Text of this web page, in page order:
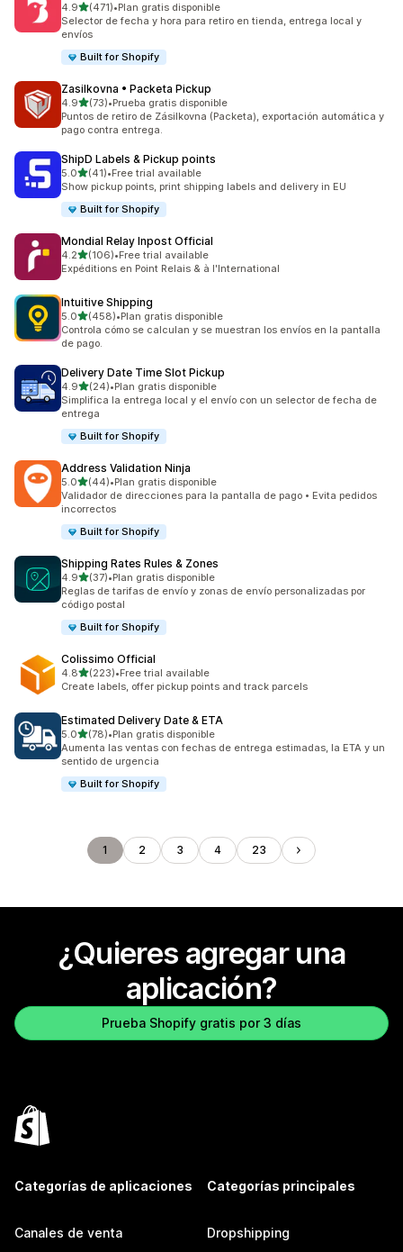
4.9de 5 estrellas
(471)
471 reseñas en total
•Plan gratis disponible
Selector de fecha y hora para retiro en tienda, entrega local y
envíos
Built for Shopify
Zasilkovna • Packeta Pickup
4.9de 5 estrellas
(73)
73 reseñas en total
•Prueba gratis disponible
Puntos de retiro de Zásilkovna (Packeta), exportación automática y
pago contra entrega.
ShipD Labels & Pickup points
5.0de 5 estrellas
(41)
41 reseñas en total
•Free trial available
Show pickup points, print shipping labels and delivery in EU
Built for Shopify
Mondial Relay Inpost Official
4.2de 5 estrellas
(106)
106 reseñas en total
•Free trial available
Expéditions en Point Relais & à l'International
Intuitive Shipping
5.0de 5 estrellas
(458)
458 reseñas en total
•Plan gratis disponible
Controla cómo se calculan y se muestran los envíos en la pantalla
de pago.
Delivery Date Time Slot Pickup
4.9de 5 estrellas
(24)
24 reseñas en total
•Plan gratis disponible
Simplifica la entrega local y el envío con un selector de fecha de
entrega
Built for Shopify
Address Validation Ninja
5.0de 5 estrellas
(44)
44 reseñas en total
•Plan gratis disponible
Validador de direcciones para la pantalla de pago • Evita pedidos
incorrectos
Built for Shopify
Shipping Rates Rules & Zones
4.9de 5 estrellas
(37)
37 reseñas en total
•Plan gratis disponible
Reglas de tarifas de envío y zonas de envío personalizadas por
código postal
Built for Shopify
Colissimo Official
4.8de 5 estrellas
(223)
223 reseñas en total
•Free trial available
Create labels, offer pickup points and track parcels
Estimated Delivery Date & ETA
5.0de 5 estrellas
(78)
78 reseñas en total
•Plan gratis disponible
Aumenta las ventas con fechas de entrega estimadas, la ETA y un
sentido de urgencia
Built for Shopify
1 2 3 4 23
¿Quieres agregar una
aplicación?
Prueba Shopify gratis por 3 días
Categorías de aplicaciones
Canales de venta
Categorías principales
Dropshipping